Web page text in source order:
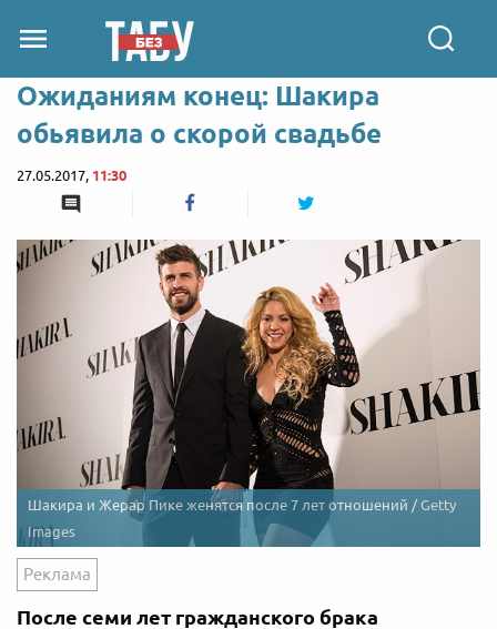
Ожиданиям конец: Шакира
обьявила о скорой свадьбе
27.05.2017, 11:30
Шакира и Жерар Пике женятся после 7 лет отношений / Getty
Images
Реклама
После семи лет гражданского брака